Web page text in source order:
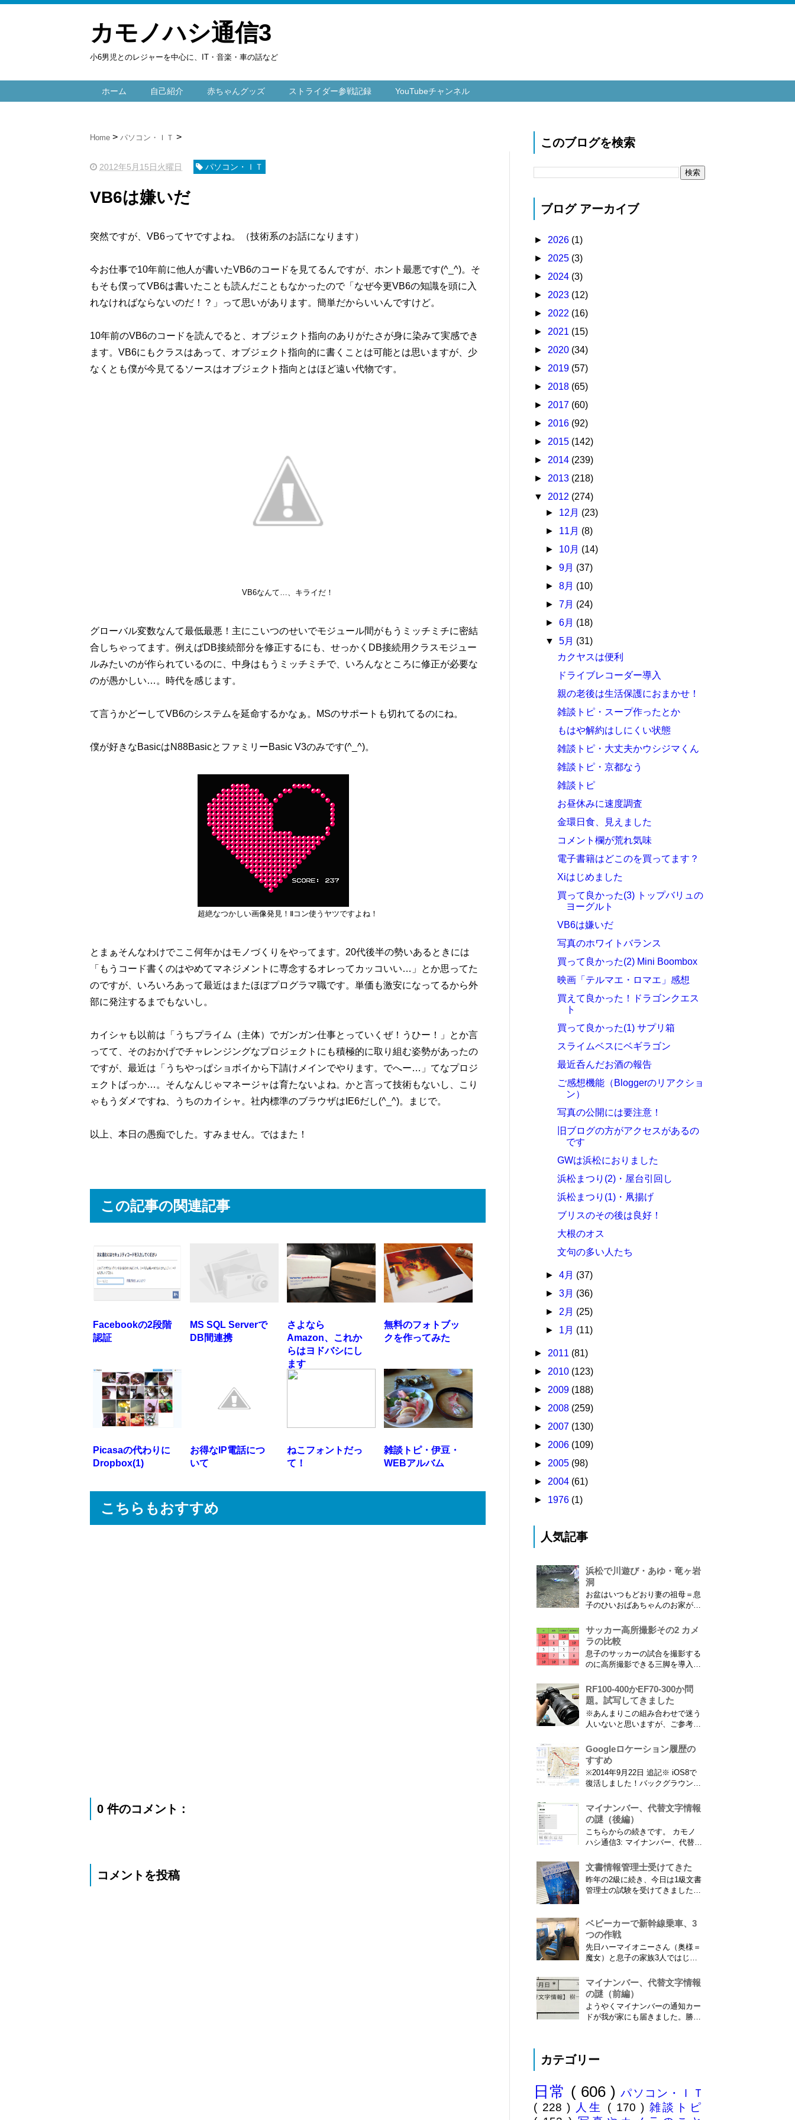
カモノハシ通信3
小6男児とのレジャーを中心に、IT・音楽・車の話など
ホーム 自己紹介 赤ちゃんグッズ ストライダー参戦記録 YouTubeチャンネル
Home パソコン・ＩＴ
2012年5月15日火曜日 パソコン・ＩＴ
VB6は嫌いだ
突然ですが、VB6ってヤですよね。（技術系のお話になります）
今お仕事で10年前に他人が書いたVB6のコードを見てるんですが、ホント最悪です(^_^)。そ
もそも僕ってVB6は書いたことも読んだこともなかったので「なぜ今更VB6の知識を頭に入
れなければならないのだ！？」って思いがあります。簡単だからいいんですけど。
10年前のVB6のコードを読んでると、オブジェクト指向のありがたさが身に染みて実感でき
ます。VB6にもクラスはあって、オブジェクト指向的に書くことは可能とは思いますが、少
なくとも僕が今見てるソースはオブジェクト指向とはほど遠い代物です。
VB6なんて…、キライだ！
グローバル変数なんて最低最悪！主にこいつのせいでモジュール間がもうミッチミチに密結
合しちゃってます。例えばDB接続部分を修正するにも、せっかくDB接続用クラスモジュー
ルみたいのが作られているのに、中身はもうミッチミチで、いろんなところに修正が必要な
のが愚かしい…。時代を感じます。
て言うかどーしてVB6のシステムを延命するかなぁ。MSのサポートも切れてるのにね。
僕が好きなBasicはN88BasicとファミリーBasic V3のみです(^_^)。
超絶なつかしい画像発見！Ⅱコン使うヤツですよね！
とまぁそんなわけでここ何年かはモノづくりをやってます。20代後半の勢いあるときには
「もうコード書くのはやめてマネジメントに専念するオレってカッコいい…」とか思ってた
のですが、いろいろあって最近はまたほぼプログラマ職です。単価も激安になってるから外
部に発注するまでもないし。
カイシャも以前は「うちプライム（主体）でガンガン仕事とっていくぜ！うひー！」とか言
ってて、そのおかげでチャレンジングなプロジェクトにも積極的に取り組む姿勢があったの
ですが、最近は「うちやっぱショボイから下請けメインでやります。でへー…」てなプロジ
ェクトばっか…。そんなんじゃマネージャは育たないよね。かと言って技術もないし、こり
ゃもうダメですね、うちのカイシャ。社内標準のブラウザはIE6だし(^_^)。まじで。
以上、本日の愚痴でした。すみません。ではまた！
この記事の関連記事
Facebookの2段階
認証
MS SQL Serverで
DB間連携
さよなら
Amazon、これか
らはヨドバシにし
ます
無料のフォトブッ
クを作ってみた
Picasaの代わりに
Dropbox(1)
お得なIP電話につ
いて
ねこフォントだっ
て！
雑談トピ・伊豆・
WEBアルバム
こちらもおすすめ
0 件のコメント :
コメントを投稿
このブログを検索
ブログ アーカイブ
► 2026 (1)
► 2025 (3)
► 2024 (3)
► 2023 (12)
► 2022 (16)
► 2021 (15)
► 2020 (34)
► 2019 (57)
► 2018 (65)
► 2017 (60)
► 2016 (92)
► 2015 (142)
► 2014 (239)
► 2013 (218)
▼ 2012 (274)
► 12月 (23)
► 11月 (8)
► 10月 (14)
►9月 (37)
►8月 (10)
►7月 (24)
►6月 (18)
▼5月 (31)
カクヤスは便利
ドライブレコーダー導入
親の老後は生活保護におまかせ！
雑談トピ・スープ作ったとか
もはや解約はしにくい状態
雑談トピ・大丈夫かウシジマくん
雑談トピ・京都なう
雑談トピ
お昼休みに速度調査
金環日食、見えました
コメント欄が荒れ気味
電子書籍はどこのを買ってます？
Xiはじめました
買って良かった(3) トップバリュの
ヨーグルト
VB6は嫌いだ
写真のホワイトバランス
買って良かった(2) Mini Boombox
映画「テルマエ・ロマエ」感想
買えて良かった！ドラゴンクエス
ト
買って良かった(1) サプリ箱
スライムベスにベギラゴン
最近呑んだお酒の報告
ご感想機能（Bloggerのリアクショ
ン）
写真の公開には要注意！
旧ブログの方がアクセスがあるの
です
GWは浜松におりました
浜松まつり(2)・屋台引回し
浜松まつり(1)・凧揚げ
ブリスのその後は良好！
大根のオス
文句の多い人たち
►4月 (37)
►3月 (36)
► 2月 (25)
► 1月 (11)
► 2011 (81)
► 2010 (123)
► 2009 (188)
► 2008 (259)
► 2007 (130)
► 2006 (109)
► 2005 (98)
► 2004 (61)
► 1976 (1)
人気記事
浜松で川遊び・あゆ・竜ヶ岩
洞
お盆はいつもどおり妻の祖母＝息
子のひいおばあちゃんのお家があ
ばあちゃんがご健在なのはとって
もありがたいことです。 5歳vs88
歳 ひいおばあちゃんとの対決！
カモノハシ通信3 神宮寺川で水遊
び、下の方に動画も付けてます
サッカー高所撮影その2 カメ
ラの比較
息子のサッカーの試合を撮影する
のに高所撮影できる三脚を導入し
さからフィールド全体（少年用な
ので大人用の半分の大きさです）
を撮影できればカメラを放置して
の撮影ができますし、選手のポジ
ショニングを俯瞰で見てあとから
問題...
RF100-400かEF70-300か問
題。試写してきました
※あんまりこの組み合わせで迷う
人いないと思いますが、ご参考に
とにご注意ください。 息子がサ
ッカーを始めたことで望遠レンズ
をつけての撮影機会がまた増えて
きました。使っているのは EF70-
300mm F4-5.6 IS USM というレ
Googleロケーション履歴の
すすめ
※2014年9月22日 追記※ iOS8で
復活しました！バックグラウンド
iPhone 6 Plusで確認しました。
カモノハシ通信3: Googleロケー
ション履歴がiOS8で復活！
※2013年11月8日 追記※ 残念な
こ...
マイナンバー、代替文字情報
の謎（後編）
こちらからの続きです。 カモノ
ハシ通信3: マイナンバー、代替文
供の名前に使える漢字には制限が
あります。たまに使える漢字が増
えたり減ったりしてニュースにな
ってますよね。（2015年１月には
てニュースになっていまし...
文書情報管理士受けてきた
昨年の2級に続き、今日は1級文書
管理士の試験を受けてきました。
かしい…。 ※後日追記※ 無事合
格してました。しかも成績が上位
3名以内？とかで表彰してもらい
ました\( ˆoˆ )/ 文書の取り扱いや
電子化、e文書...
ベビーカーで新幹線乗車、3
つの作戦
先日ハーマイオニーさん（奥様＝
魔女）と息子の家族3人ではじめ
た。息子はまだ8ヶ月なので基本
ヒザの上なのですが、問題はベビ
ーカーをどうするか。色々事前に
調べたことと、実際に乗ってわか
ったことをご報告いたします！ ※
マイナンバー、代替文字情報
の謎（前編）
ようやくマイナンバーの通知カー
ドが我が家にも届きました。勝手
んでも簡易書留の配達は限られた
まです。 謎の代替文字情報 個人
番号...
カテゴリー
日常 ( 606 )パソコン・ＩＴ
( 228 ) 人生 ( 170 ) 雑談トピ